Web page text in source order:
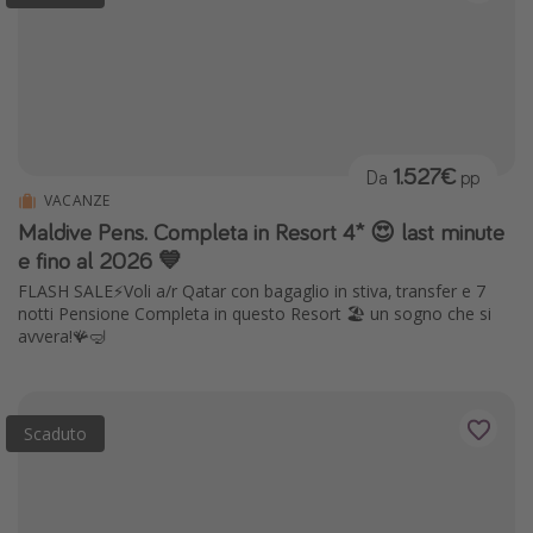
VACANZE
Maldive Pens. Completa in Resort 4* 😍 last minute
e fino al 2026 💙
FLASH SALE⚡️Voli a/r Qatar con bagaglio in stiva, transfer e 7
notti Pensione Completa in questo Resort 🏖️ un sogno che si
avvera!🪸🤿
Da 1.527€ pp
Scaduto